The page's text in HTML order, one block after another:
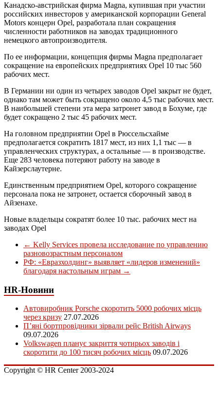
Канадско-австрийская фирма Magna, купившая при участии
российских инвесторов у американской корпорации General
Motors концерн Opel, разработала план сокращения
численности работников на заводах традиционного
немецкого автопроизводителя.
По ее информации, концепция фирмы Magna предполагает
сокращение на европейских предприятиях Opel 10 тыс 560
рабочих мест.
В Германии ни один из четырех заводов Opel закрыт не будет,
однако там может быть сокращено около 4,5 тыс рабочих мест.
В наибольшей степени эта мера затронет завод в Бохуме, где
будет сокращено 2 тыс 45 рабочих мест.
На головном предприятии Opel в Рюссельсхайме
предполагается сократить 1817 мест, из них 1,1 тыс — в
управленческих структурах, а остальные — в производстве.
Еще 283 человека потеряют работу на заводе в
Кайзерслаутерне.
Единственным предприятием Opel, которого сокращение
персонала пока не затронет, остается сборочный завод в
Айзенахе.
Новые владельцы сократят более 10 тыс. рабочих мест на
заводах Opel
← Kelly Services провела исследование по управлению
разновозрастным персоналом
РФ: «Евразхолдинг» выявляет «лидеров изменений»
благодаря настольным играм →
HR-Новини
Автовиробник Porsche скоротить 5000 робочих місць
через кризу 27.07.2026
П’яні бортпровідники зірвали рейс British Airways
09.07.2026
Volkswagen планує закриття чотирьох заводів і
скоротити до 100 тисяч робочих місць 09.07.2026
Copyright © HR Center 2003-2024